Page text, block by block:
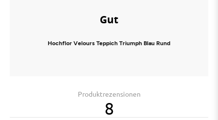
Gut
Hochflor Velours Teppich Triumph Blau Rund
Produktrezensionen
8